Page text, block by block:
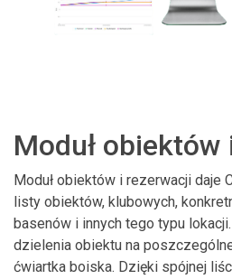
Moduł
Moduł obiektów i rezerwacji daje
listy obiektów, klubowych,
basenów i innych tego typu
dzielenia obiektu na
ćwiartka boiska. Dzięki spójnej